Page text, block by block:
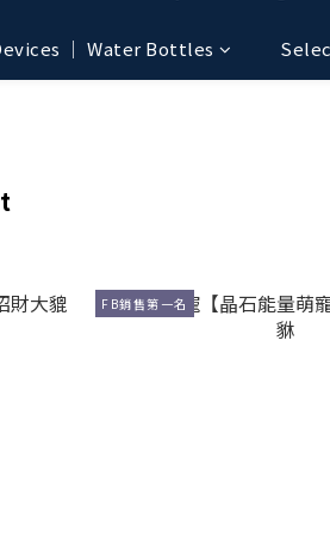
│ Water Bottles
FB銷售第一名